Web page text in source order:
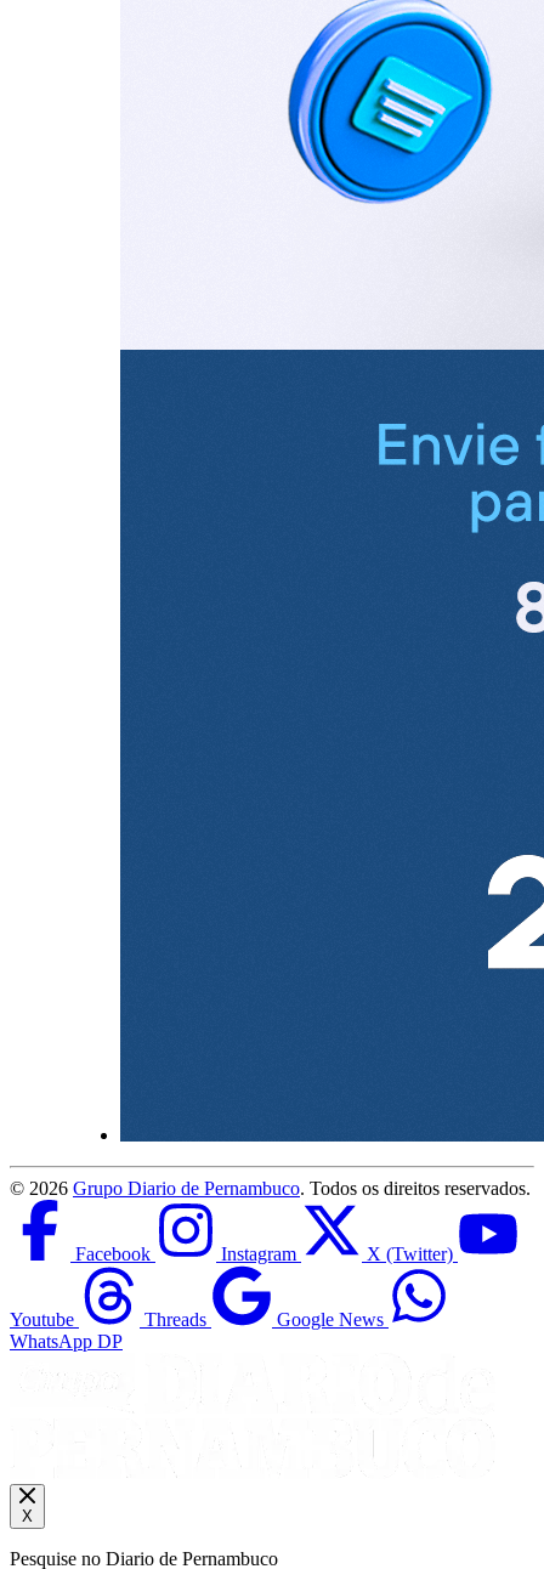
© 2026 Grupo Diario de Pernambuco. Todos os direitos reservados.
Facebook Instagram X (Twitter)
Youtube Threads
Google News
WhatsApp DP
X
Pesquise no Diario de Pernambuco